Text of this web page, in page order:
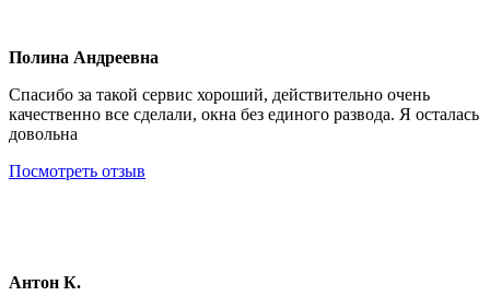
Полина Андреевна
Спасибо за такой сервис хороший, действительно очень
качественно все сделали, окна без единого развода. Я осталась
довольна
Посмотреть отзыв
Антон К.